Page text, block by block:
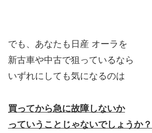
でも、あなたも日産 オーラを
新古車や中古で狙っているなら
いずれにしても気になるのは
買ってから急に故障しないか
っていうことじゃないでしょうか？